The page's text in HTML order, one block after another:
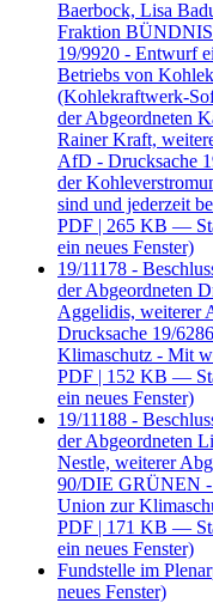
Baerbock, Lisa
Fraktion
19/9920 - Entwurf
Betriebs von
(Kohlekraftwerk-
der Abgeordneten
Rainer Kraft,
AfD - Drucksache
der
sind und jederzeit
PDF | 265 KB —
ein neues Fenster)
19/11178 -
der Abgeordneten
Aggelidis, weiterer
Drucksache 19/
Klimaschutz - Mit
PDF | 152 KB —
ein neues Fenster)
19/11188 -
der Abgeordneten
Nestle, weiterer
90/DIE GRÜNEN -
Union zur
PDF | 171 KB —
ein neues Fenster)
Fundstelle im
neues Fenster)